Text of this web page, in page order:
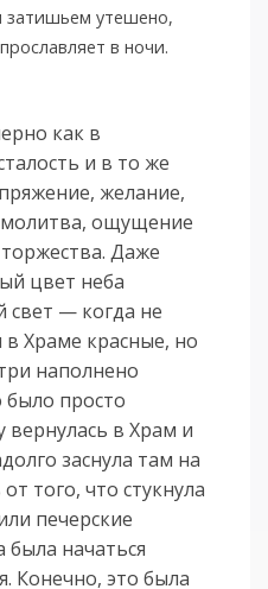
затишьем утешено,
в ночи.
как в
и в то же
желание,
ощущение
Даже
цвет неба
свет — когда не
в Храме красные, но
наполнено
было просто
в Храм и
заснула там на
того, что стукнула
печерские
начаться
Конечно, это была